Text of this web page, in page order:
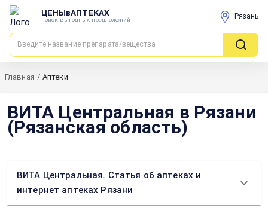
ЦЕНЫвАПТЕКАХ
поиск выгодных предложений Рязань
Главная / Аптеки
ВИТА Центральная в Рязани
(Рязанская область)
ВИТА Центральная. Статья об аптеках и
интернет аптеках Рязани